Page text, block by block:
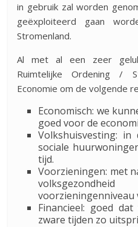
in gebruik zal worden
geëxploiteerd gaan
Stromenland.
Al met al een zeer
Ruimtelijke Ordening /
Economie om de volgende
Economisch: we
goed voor de
Volkshuisvesting:
sociale
tijd.
Voorzieningen: met
voorzieningenniveau
Financieel: goed
zware tijden zo